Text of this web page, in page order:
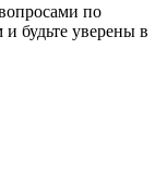
по
будьте уверены в